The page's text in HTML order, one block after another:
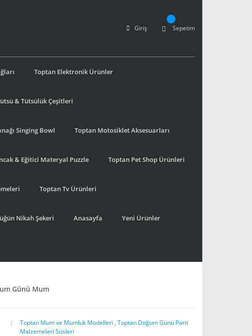
Giriş Sepetim
Toptan Elektronik Ürünler
& Tütsülük Çeşitleri
Singing Bowl Toptan Motosiklet Aksesuarları
& Eğitici Materyal Puzzle Toptan Pet Shop Ürünleri
Toptan Tv Ürünleri
Nikah Şekeri Anasayfa Yeni Ürünler
Günü Mum
Toptan Mum ve Mumluk Modelleri , Toptan Doğum Günü Parti
Malzemeleri Süsleri